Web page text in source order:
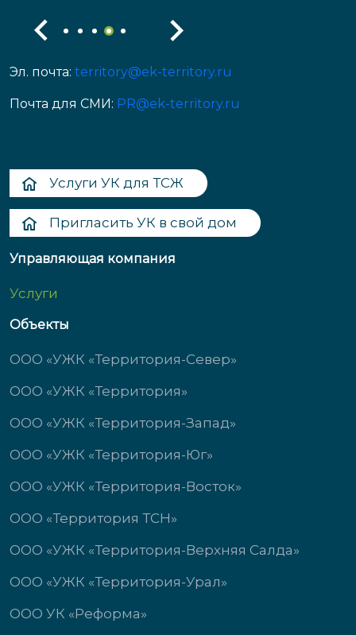
Эл. почта: territory@ek-territory.ru
Почта для СМИ: PR@ek-territory.ru
Услуги УК для ТСЖ
Пригласить УК в свой дом
Управляющая компания
Услуги
Объекты
ООО «УЖК «Территория-Север»
ООО «УЖК «Территория»
ООО «УЖК «Территория-Запад»
ООО «УЖК «Территория-Юг»
ООО «УЖК «Территория-Восток»
ООО «Территория ТСН»
ООО «УЖК «Территория-Верхняя Салда»
ООО «УЖК «Территория-Урал»
ООО УК «Реформа»